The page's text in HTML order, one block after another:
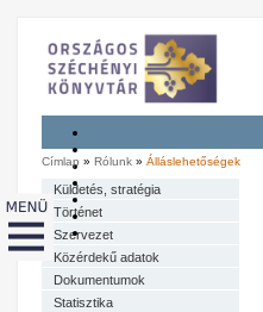
Címlap » Rólunk » Álláslehetőségek
Küldetés, stratégia
Történet
Szervezet
Közérdekű adatok
Dokumentumok
Statisztika